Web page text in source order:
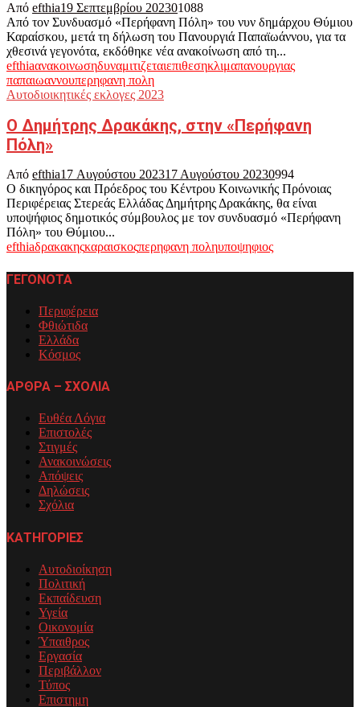
Από efthia19 Σεπτεμβρίου 202301088
Από τον Συνδυασμό «Περήφανη Πόλη» του νυν δημάρχου Θύμιου
Καραίσκου, μετά τη δήλωση του Πανουργιά Παπαϊωάννου, για τα
χθεσινά γεγονότα, εκδόθηκε νέα ανακοίνωση από τη...
efthiaανακοινωσηδυναμιτιζεταιεπιθεσηκλιμαπανουργιας
παπαιωαννουπερηφανη πολη
Αυτοδιοικητικές εκλογες 2023
Ο Δημήτρης Δρακάκης, στην «Περήφανη
Πόλη»
Από efthia17 Αυγούστου 202317 Αυγούστου 20230994
Ο δικηγόρος και Πρόεδρος του Κέντρου Κοινωνικής Πρόνοιας
Περιφέρειας Στερεάς Ελλάδας Δημήτρης Δρακάκης, θα είναι
υποψήφιος δημοτικός σύμβουλος με τον συνδυασμό «Περήφανη
Πόλη» του Θύμιου...
efthiaδρακακηςκαραισκοςπερηφανη ποληυποψηφιος
ΓΕΓΟΝΟΤΑ
Περιφέρεια
Φθιώτιδα
Ελλάδα
Κόσμος
ΑΡΘΡΑ – ΣΧΟΛΙΑ
Ευθέα Λόγια
Επιστολές
Στιγμές
Ανακοινώσεις
Απόψεις
Δηλώσεις
Σχόλια
ΚΑΤΗΓΟΡΙΕΣ
Αυτοδιοίκηση
Πολιτική
Εκπαίδευση
Υγεία
Οικονομία
Ύπαιθρος
Εργασία
Περιβάλλον
Τύπος
Επιστημη